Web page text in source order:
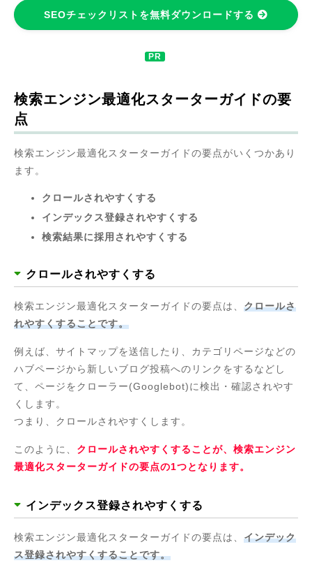
SEOチェックリストを無料ダウンロードする
検索エンジン最適化スターターガイドの要
点
検索エンジン最適化スターターガイドの要点がいくつかあり
ます。
クロールされやすくする
インデックス登録されやすくする
検索結果に採用されやすくする
クロールされやすくする
検索エンジン最適化スターターガイドの要点は、 クロールさ
れやすくすることです。
例えば、サイトマップを送信したり、カテゴリページなどの
ハブページから新しいブログ投稿へのリンクをするなどし
て、ページをクローラー(Googlebot)に検出・確認されやす
くします。
つまり、クロールされやすくします。
このように、 クロールされやすくすることが、検索エンジン
最適化スターターガイドの要点の1つとなります。
インデックス登録されやすくする
検索エンジン最適化スターターガイドの要点は、 インデック
ス登録されやすくすることです。